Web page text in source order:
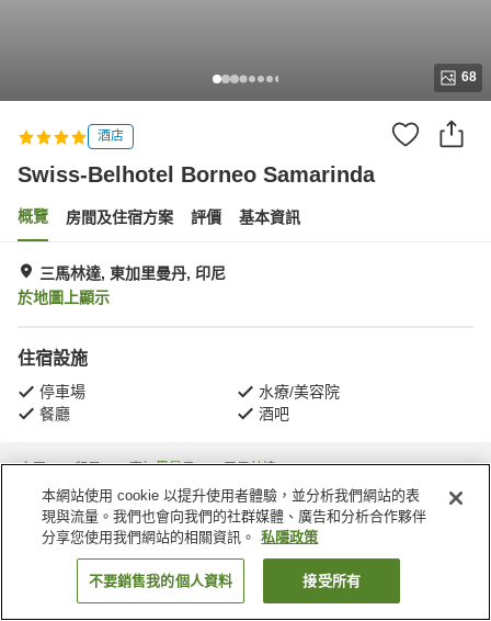
68
酒店
Swiss-Belhotel Borneo Samarinda
概覽 房間及住宿方案 評價 基本資訊
三馬林達, 東加里曼丹, 印尼
於地圖上顯示
住宿設施
停車場
水療/美容院
餐廳
酒吧
主頁 印尼 東加里曼丹
三馬林達
Swiss-Belhotel Borneo Samarinda
找客房
本網站使用 cookie 以提升使用者體驗，並分析我們網站的表
現與流量。我們也會向我們的社群媒體、廣告和分析合作夥伴
分享您使用我們網站的相關資訊。
私隱政策
不要銷售我的個人資料 接受所有